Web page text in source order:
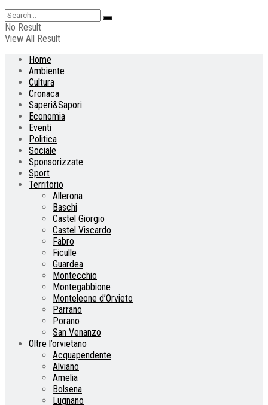
No Result
View All Result
Home
Ambiente
Cultura
Cronaca
Saperi&Sapori
Economia
Eventi
Politica
Sociale
Sponsorizzate
Sport
Territorio
Allerona
Baschi
Castel Giorgio
Castel Viscardo
Fabro
Ficulle
Guardea
Montecchio
Montegabbione
Monteleone d’Orvieto
Parrano
Porano
San Venanzo
Oltre l’orvietano
Acquapendente
Alviano
Amelia
Bolsena
Lugnano